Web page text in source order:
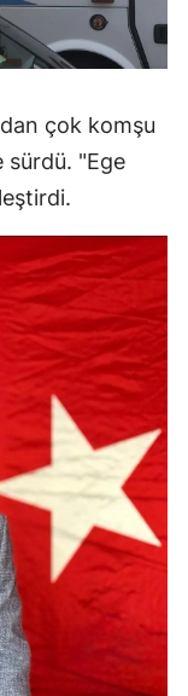
çok komşu
sürdü. "Ege